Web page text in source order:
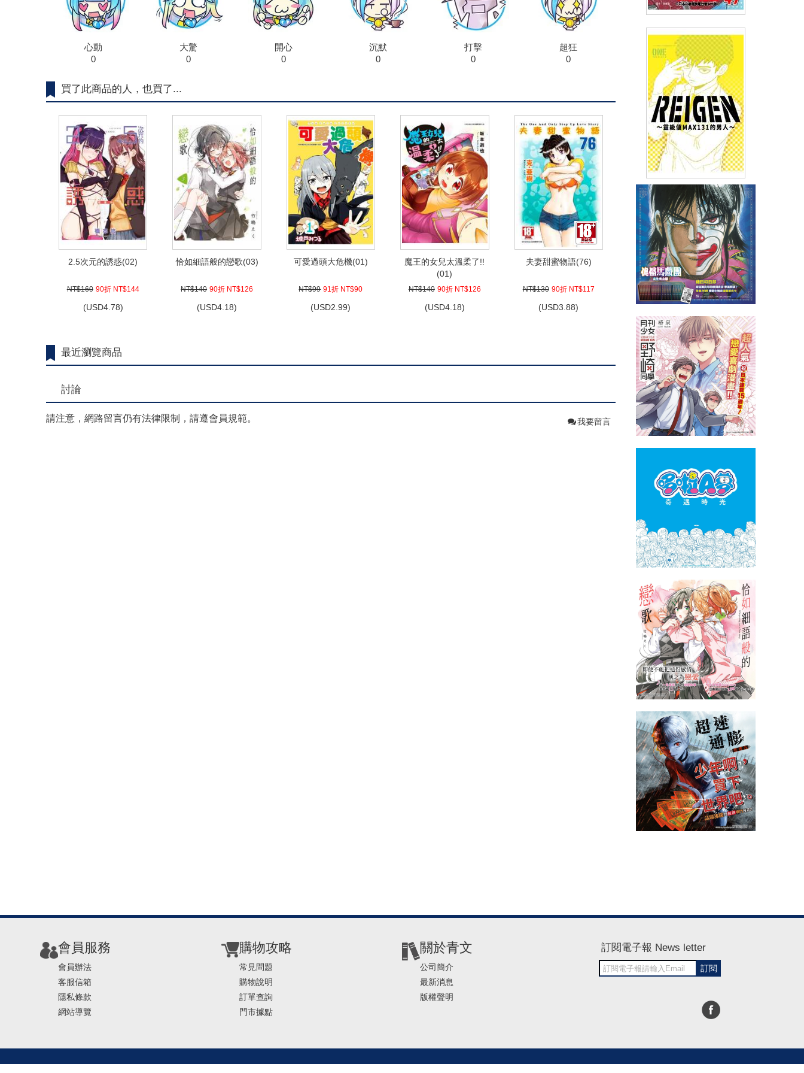
心動
0
大驚
0
開心
0
沉默
0
打擊
0
超狂
0
買了此商品的人，也買了...
2.5次元的誘惑(02)
NT$160 90折 NT$144
(USD4.78)
恰如細語般的戀歌(03)
NT$140 90折 NT$126
(USD4.18)
可愛過頭大危機(01)
NT$99 91折 NT$90
(USD2.99)
魔王的女兒太溫柔了!!
(01)
NT$140 90折 NT$126
(USD4.18)
夫妻甜蜜物語(76)
NT$130 90折 NT$117
(USD3.88)
最近瀏覽商品
討論
請注意，網路留言仍有法律限制，請遵會員規範。 我要留言
棒球大聯盟(47)
NT$80 90折 NT$72 (USD2.39)
REIGEN ～靈級值MAX131的男
人～(全)
NT$140 90折 NT$126 (USD4.18)
會員服務
會員辦法
客服信箱
隱私條款
網站導覽
購物攻略
常見問題
購物說明
訂單查詢
門市據點
關於青文
公司簡介
最新消息
版權聲明
訂閱電子報 News letter
訂閱